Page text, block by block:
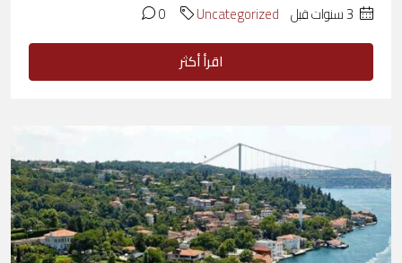
Uncategorized
0
اقرأ أكثر